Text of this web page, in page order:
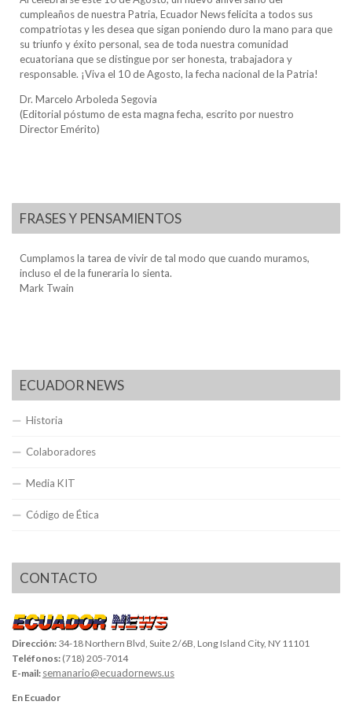
cumpleaños de nuestra Patria, Ecuador News felicita a todos sus
compatriotas y les desea que sigan poniendo duro la mano para que
su triunfo y éxito personal, sea de toda nuestra comunidad
ecuatoriana que se distingue por ser honesta, trabajadora y
responsable. ¡Viva el 10 de Agosto, la fecha nacional de la Patria!
Dr. Marcelo Arboleda Segovia
(Editorial póstumo de esta magna fecha, escrito por nuestro
Director Emérito)
FRASES Y PENSAMIENTOS
Cumplamos la tarea de vivir de tal modo que cuando muramos,
incluso el de la funeraria lo sienta.
Mark Twain
ECUADOR NEWS
Historia
Colaboradores
Media KIT
Código de Ética
CONTACTO
Dirección: 34-18 Northern Blvd, Suite 2/6B, Long Island City, NY 11101
Teléfonos: (718) 205-7014
E-mail: semanario@ecuadornews.us
En Ecuador